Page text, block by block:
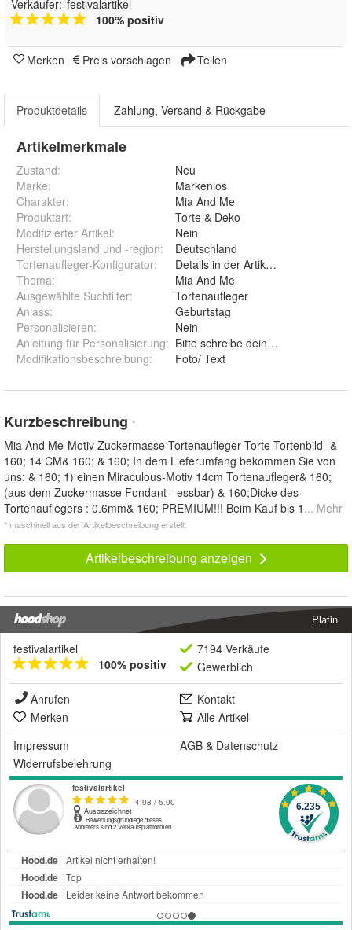
Verkäufer: festivalartikel
100% positiv
Merken Preis vorschlagen Teilen
Produktdetails Zahlung, Versand & Rückgabe
Artikelmerkmale
Zustand:
Neu
Marke:
Markenlos
Charakter:
Mia And Me
Produktart:
Torte & Deko
Modifizierter Artikel:
Nein
Herstellungsland und -region:
Deutschland
Tortenaufleger-Konfigurator:
Details in der Artikelbeschreibung
Thema:
Mia And Me
Ausgewählte Suchfilter:
Tortenaufleger
Anlass:
Geburtstag
Personalisieren:
Nein
Anleitung für Personalisierung: Bitte schreibe deinen Wunschtext
Modifikationsbeschreibung: Foto/ Text
Kurzbeschreibung *
Mia And Me-Motiv Zuckermasse Tortenaufleger Torte Tortenbild -&
160; 14 CM& 160; & 160; In dem Lieferumfang bekommen Sie von
uns: & 160; 1) einen Miraculous-Motiv 14cm Tortenaufleger& 160;
(aus dem Zuckermasse Fondant - essbar) & 160;Dicke des
Tortenauflegers : 0.6mm& 160; PREMIUM!!! Beim Kauf bis 1 ... Mehr
* maschinell aus der Artikelbeschreibung erstellt
Artikelbeschreibung anzeigen
Platin
festivalartikel
100% positiv
7194 Verkäufe
Gewerblich
Anrufen
Kontakt
Merken
Alle Artikel
Impressum
AGB & Datenschutz
Widerrufsbelehrung